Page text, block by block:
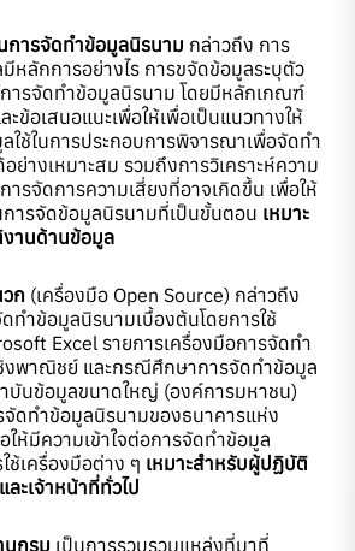
การจัดทำข้อมูลนิรนาม กล่าวถึง การ
หลักการอย่างไร การขจัดข้อมูลระบุตัว
รจัดทำข้อมูลนิรนาม โดยมีหลักเกณฑ์
ข้อเสนอแนะเพื่อให้เพื่อเป็นแนวทางให้
ใช้ในการประกอบการพิจารณาเพื่อจัดทำ
ย่างเหมาะสม รวมถึงการวิเคราะห์ความ
ารจัดการความเสี่ยงที่อาจเกิดขึ้น เพื่อให้
การจัดข้อมูลนิรนามที่เป็นขั้นตอน เหมาะ
านด้านข้อมูล
ก (เครื่องมือ Open Source) กล่าวถึง
ทำข้อมูลนิรนามเบื้องต้นโดยการใช้
Excel รายการเครื่องมือการจัดทำ
งพาณิชย์ และกรณีศึกษาการจัดทำข้อมูล
บันข้อมูลขนาดใหญ่ (องค์การมหาชน)
ดทำข้อมูลนิรนามของธนาคารแห่ง
ให้มีความเข้าใจต่อการจัดทำข้อมูล
ช้เครื่องมือต่าง ๆ เหมาะสำหรับผู้ปฏิบัติ
ะเจ้าหน้าที่ทั่วไป
กรม เป็นการรวบรวมแหล่งที่มาที่